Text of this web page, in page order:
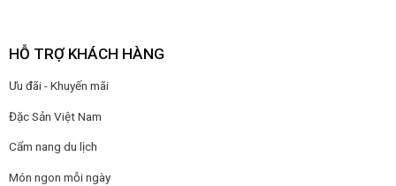
HỖ TRỢ KHÁCH HÀNG
Ưu đãi - Khuyến mãi
Đặc Sản Việt Nam
Cẩm nang du lịch
Món ngon mỗi ngày